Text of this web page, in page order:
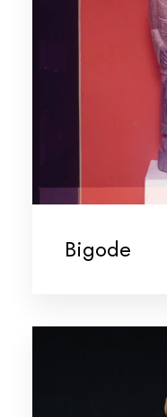
Bigode